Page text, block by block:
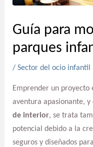
Guía para
parques
/ Sector del ocio infantil
Emprender un proyecto
aventura apasionante, y
de interior, se trata
potencial debido a la
seguros y diseñados